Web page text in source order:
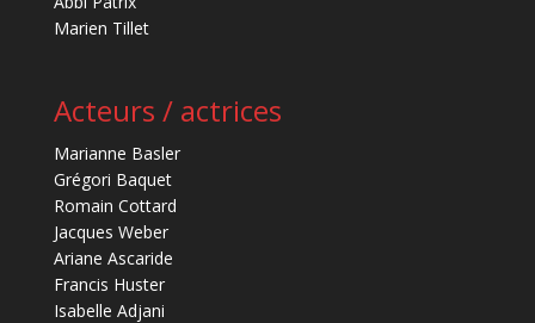
Marien Tillet
Acteurs / actrices
Marianne Basler
Grégori Baquet
Romain Cottard
Jacques Weber
Ariane Ascaride
Francis Huster
Isabelle Adjani